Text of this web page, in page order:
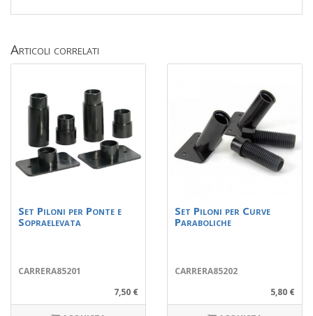
Articoli correlati
Set Piloni per Ponte e
Sopraelevata
CARRERA85201
7,50 €
Set Piloni per Curve
Paraboliche
CARRERA85202
5,80 €